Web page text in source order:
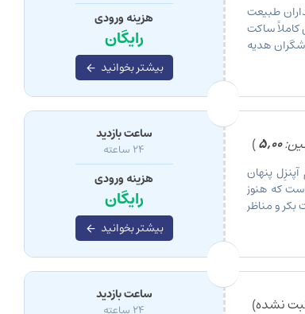
طبیعت
ساکت
هدیه
هزینه ورودی
رایگان
بیشتر بخوانید
5,00
)
پنهان
که هنوز
و مناظر
ساعت بازدید
24 ساعته
هزینه ورودی
رایگان
بیشتر بخوانید
نشده) ساعت بازدید